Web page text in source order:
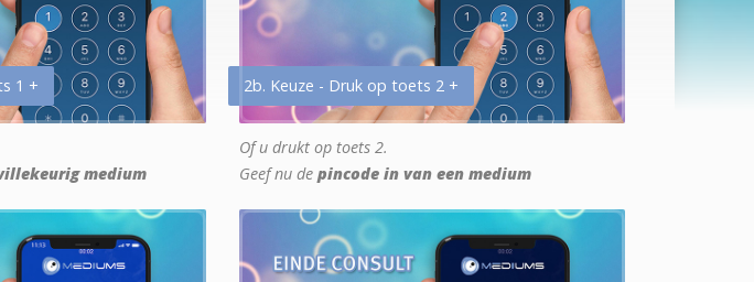
1 +
medium
2b. Keuze - Druk op toets 2 +
Of u drukt op toets 2.
Geef nu de pincode in van een medium